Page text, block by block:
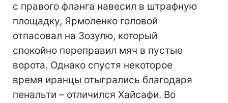
с правого фланга навесил в штрафную
площадку, Ярмоленко головой
отпасовал на Зозулю, который
спокойно переправил мяч в пустые
ворота. Однако спустя некоторое
время иранцы отыгрались благодаря
пенальти – отличился Хайсафи. Во